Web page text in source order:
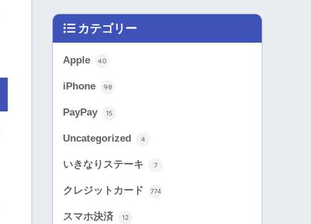
カテゴリー
Apple 40
iPhone 98
PayPay 15
Uncategorized 4
いきなりステーキ 7
クレジットカード 774
スマホ決済 12